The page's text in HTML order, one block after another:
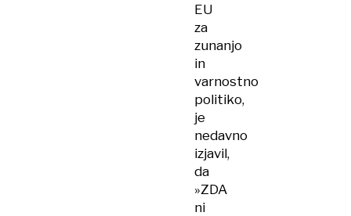
EU
za
zunanjo
in
varnostno
politiko,
je
nedavno
izjavil,
da
»ZDA
ni